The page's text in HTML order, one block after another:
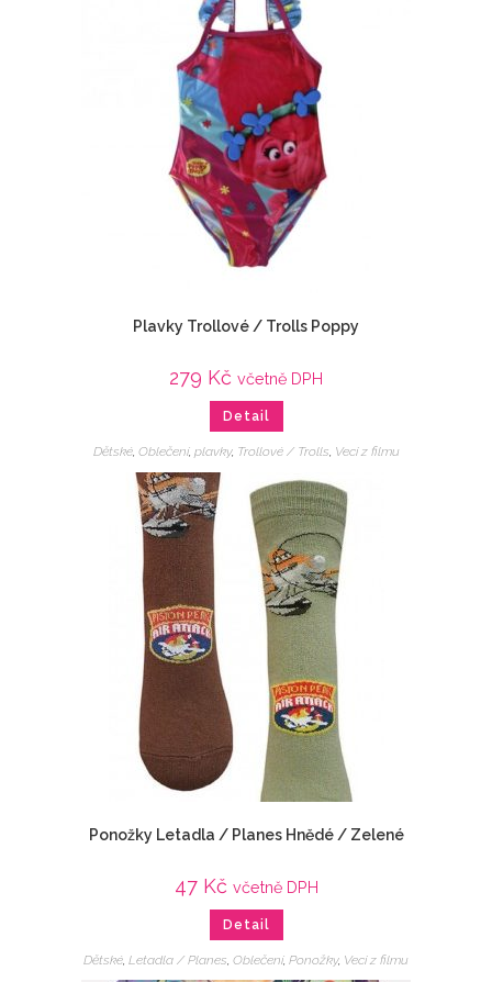
Plavky Trollové / Trolls Poppy
279 Kč včetně DPH
Detail
Dětské, Oblečení, plavky, Trollové / Trolls, Veci z filmu
Ponožky Letadla / Planes Hnědé / Zelené
47 Kč včetně DPH
Detail
Dětské, Letadla / Planes, Oblečení, Ponožky, Veci z filmu